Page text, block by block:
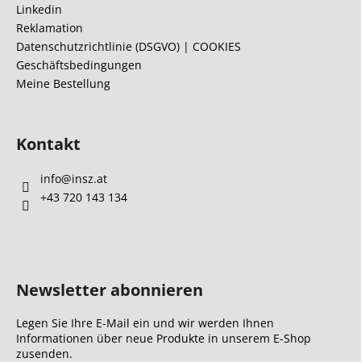
t
e
Linkedin
Reklamation
Datenschutzrichtlinie (DSGVO) | COOKIES
Geschäftsbedingungen
Meine Bestellung
Kontakt
info@insz.at
+43 720 143 134
Newsletter abonnieren
Legen Sie Ihre E-Mail ein und wir werden Ihnen
Informationen über neue Produkte in unserem E-Shop
zusenden.